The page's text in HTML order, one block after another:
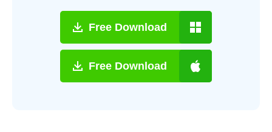
Free Download
Free Download